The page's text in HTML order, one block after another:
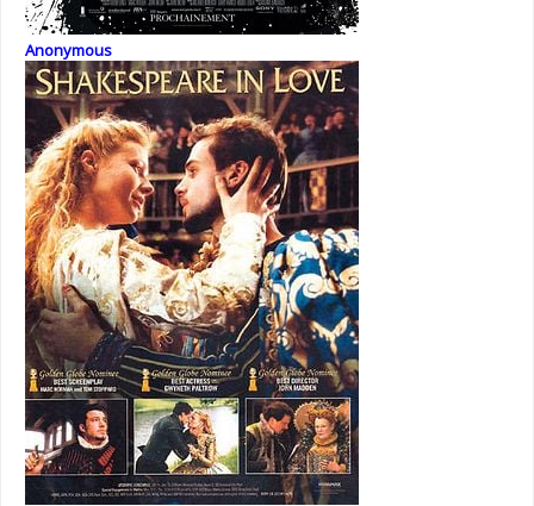
Anonymous